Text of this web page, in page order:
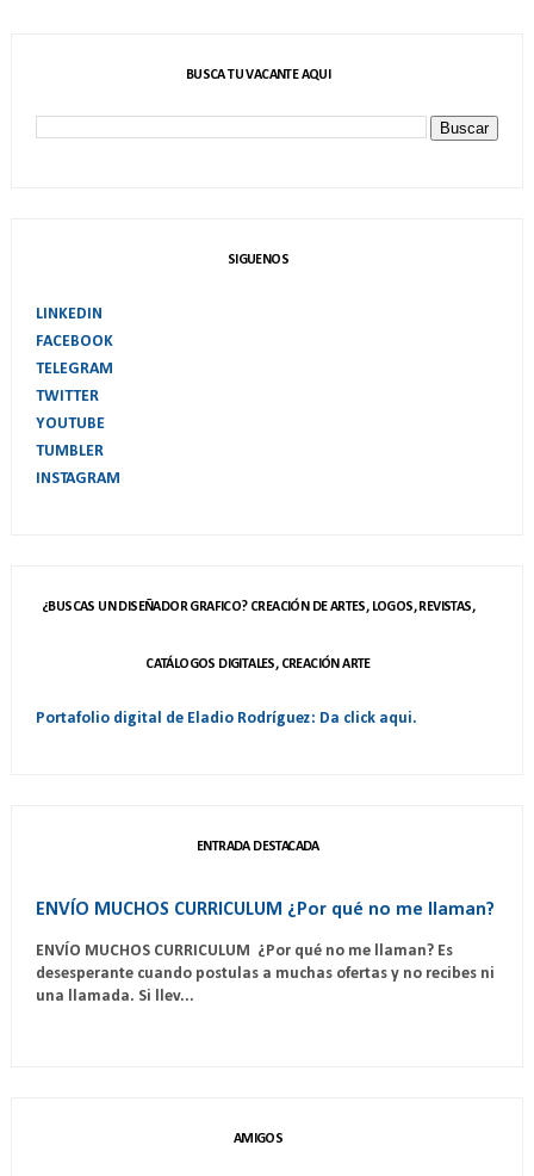
BUSCA TU VACANTE AQUI
SIGUENOS
LINKEDIN
FACEBOOK
TELEGRAM
TWITTER
YOUTUBE
TUMBLER
INSTAGRAM
¿BUSCAS UN DISEÑADOR GRAFICO? CREACIÓN DE ARTES, LOGOS, REVISTAS,
CATÁLOGOS DIGITALES, CREACIÓN ARTE
Portafolio digital de Eladio Rodríguez: Da click aqui.
ENTRADA DESTACADA
ENVÍO MUCHOS CURRICULUM ¿Por qué no me llaman?
ENVÍO MUCHOS CURRICULUM ¿Por qué no me llaman? Es
desesperante cuando postulas a muchas ofertas y no recibes ni
una llamada. Si llev...
AMIGOS